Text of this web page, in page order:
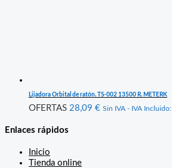
Lijadora Orbital de ratón. TS-002 13500 R. METERK
OFERTAS 28,09 € Sin IVA - IVA Incluido:
Enlaces rápidos
Inicio
Tienda online